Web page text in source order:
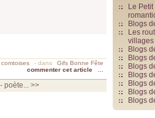
- dans
Gifs Bonne Fête
commenter cet article
poète... >>
Le
Blogs
Les
villages
Blogs
Blogs
Blogs
Blogs
Blogs
Blogs
Blogs